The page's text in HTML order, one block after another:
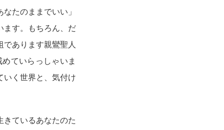
たのままでいい」
ます。もちろん、だ
あります親鸞聖人
ていらっしゃいま
いく世界と、気付け
きているあなたのた